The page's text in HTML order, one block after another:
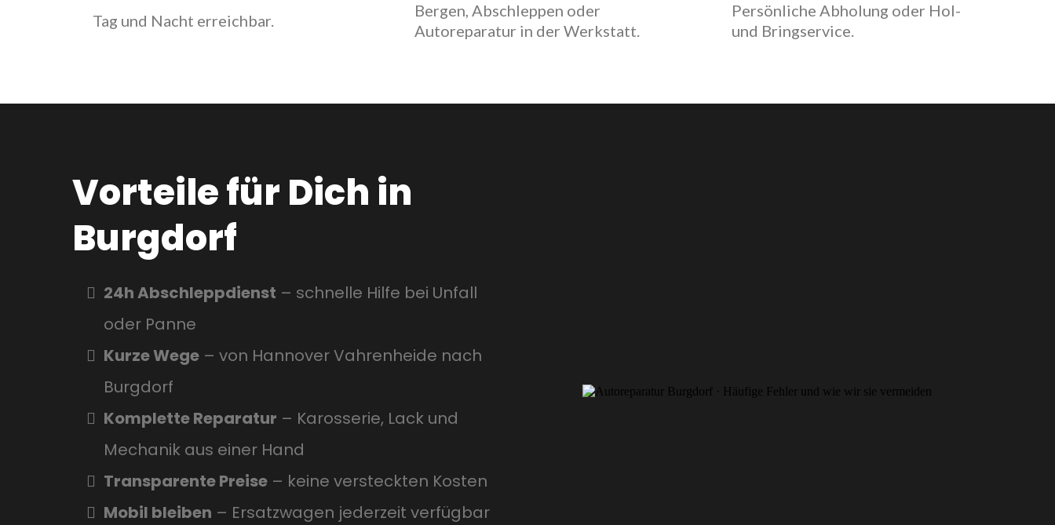
Tag und Nacht erreichbar.
Bergen, Abschleppen oder
Autoreparatur in der Werkstatt.
Persönliche Abholung oder Hol-
und Bringservice.
Vorteile für Dich in
Burgdorf
24h Abschleppdienst – schnelle Hilfe bei Unfall
oder Panne
Kurze Wege – von Hannover Vahrenheide nach
Burgdorf
Komplette Reparatur – Karosserie, Lack und
Mechanik aus einer Hand
Transparente Preise – keine versteckten Kosten
Mobil bleiben – Ersatzwagen jederzeit verfügbar